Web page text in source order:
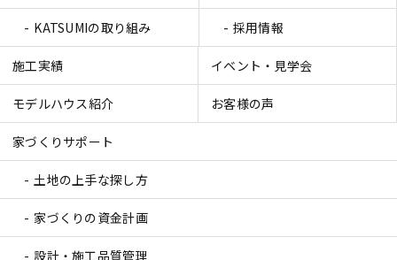
KATSUMIの取り組み 採用情報
施工実績 イベント・見学会
モデルハウス紹介 お客様の声
家づくりサポート
土地の上手な探し方
家づくりの資金計画
設計・施工品質管理